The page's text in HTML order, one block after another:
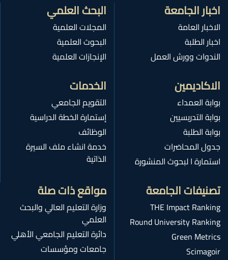
اخبار الجامعة
الاخبار العامة
اخبار الطلبة
الندوات وورش العمل
البحث العلمي
المجلات العلمية
البحوث العلمية
الإنجازات العلمية
الاكاديمين
بوابة العمداء
بوابة التدريسيين
بوابة الطلبة
جدول المحاضرات
استمارة ا لبحوث المنشورة
الخدمات
التقويم الجامعي
إستمارة الخطة الدراسية
الوظائف
خدمة انشاء ملف السيرة
الذاتية
تصنيفات الجامعة
THE Impact Ranking
Round University Ranking
Green Metrics
Scimagoir
مواقع ذات صلة
وزارة التعليم العالي والبحث
العلمي
دائرة التعليم الجامعي الأهلي
جامعات ومؤسسات